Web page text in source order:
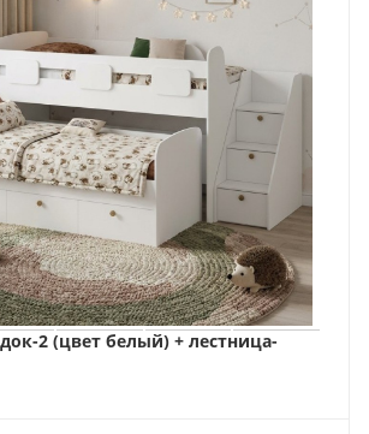
2 (цвет белый) + лестница-